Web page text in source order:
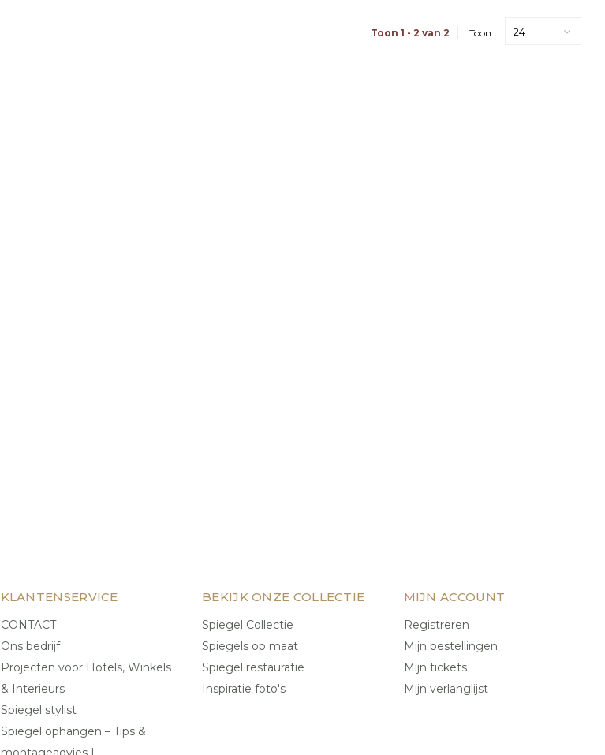
Toon 1 - 2 van 2 Toon: 24
KLANTENSERVICE
CONTACT
Ons bedrijf
Projecten voor Hotels, Winkels
& Interieurs
Spiegel stylist
Spiegel ophangen – Tips &
BEKIJK ONZE COLLECTIE
Spiegel Collectie
Spiegels op maat
Spiegel restauratie
Inspiratie foto's
MIJN ACCOUNT
Registreren
Mijn bestellingen
Mijn tickets
Mijn verlanglijst